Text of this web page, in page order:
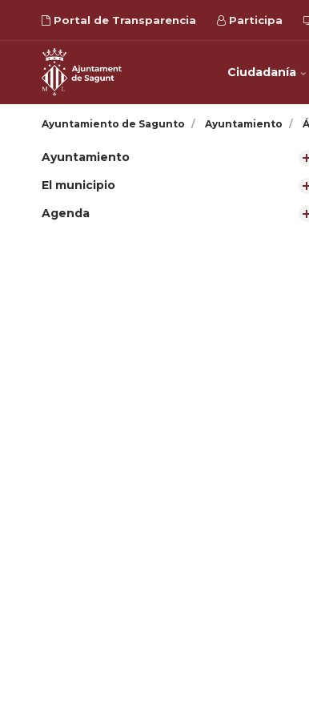
Portal de Transparencia Participa
Ciudadanía
Ayuntamiento de Sagunto Ayuntamiento
Ayuntamiento
El municipio
Agenda